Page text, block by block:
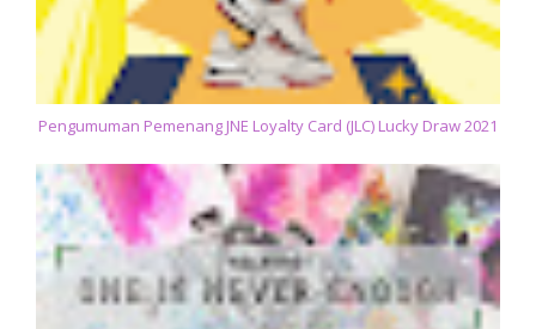
Pengumuman Pemenang JNE Loyalty Card (JLC) Lucky Draw 2021